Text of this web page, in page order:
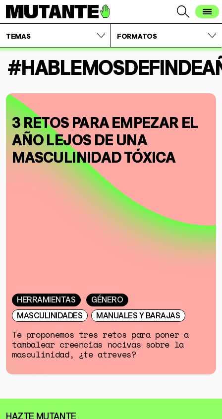
TEMAS FORMATOS
3 RETOS PARA EMPEZAR EL
AÑO LEJOS DE UNA
MASCULINIDAD TÓXICA
HERRAMIENTAS
GÉNERO
MASCULINIDADES
MANUALES Y BARAJAS
Te proponemos tres retos para poner a
tambalear creencias nocivas sobre la
masculinidad, ¿te atreves?